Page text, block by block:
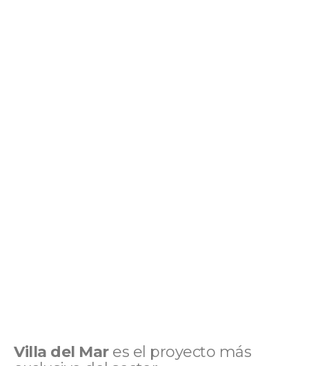
Villa del Mar es el proyecto más